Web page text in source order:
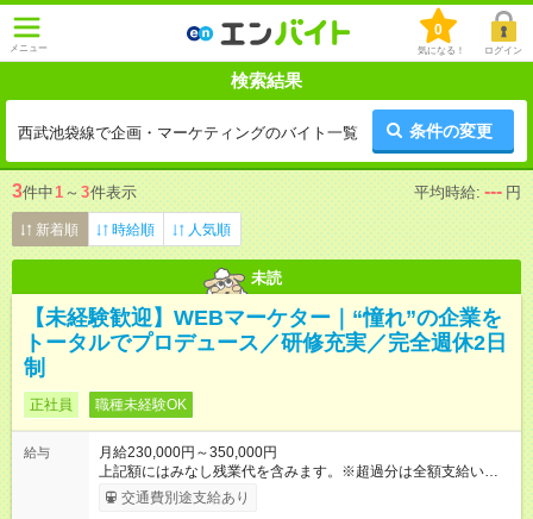
メニュー
0
気になる！ ログイン
検索結果
西武池袋線で企画・マーケティングのバイト一覧 条件の変更
3件中1 ～ 3件表示 平均時給: --- 円
新着順 時給順 人気順
未読
【未経験歓迎】WEBマーケター｜“憧れ”の企業を
トータルでプロデュース／研修充実／完全週休2日
制
正社員 職種未経験OK
給与
月給230,000円～350,000円
上記額にはみなし残業代を含みます。※超過分は全額支給いたし
ます。 みなし残業代 31,000円／月 みなし残業時間 20時間／月
【試用期間】試用期間あり 試用期間の長さ：6ヶ月 ※ 雇用形態
交通費別途支給あり